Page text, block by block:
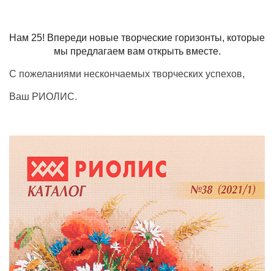
Нам 25! Впереди новые творческие горизонты, которые
мы предлагаем вам открыть вместе.
С пожеланиями нескончаемых творческих успехов,
Ваш РИОЛИС.